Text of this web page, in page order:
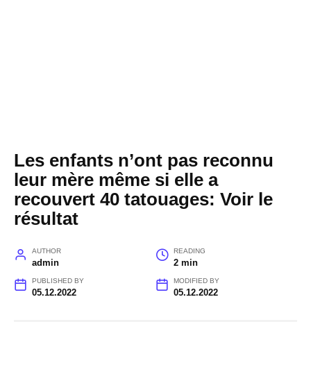
Les enfants n’ont pas reconnu
leur mère même si elle a
recouvert 40 tatouages: Voir le
résultat
AUTHOR
admin
READING
2 min
PUBLISHED BY
05.12.2022
MODIFIED BY
05.12.2022